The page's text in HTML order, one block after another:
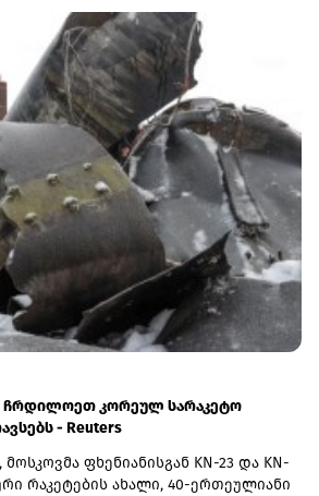
ბირჟაზე ხელმისაწვდომია ისეთი
აქციები, როგორებიცაა Aston Martin,
Holdings და სხვა.თიბისის
ანგარიშის გახსნას ერთ
სჭირდება. დღეს საინვესტიციო
მომხმარებლებისთვის
აქციებთან და ETF-ებთან ერთად,
საინვესტიციო
უფრო გაფართოვდა.ლონდონის
კიდევ ერთი ნაბიჯია თიბისის
პროცესი მომხმარებლისთვის
და ხელმისაწვდომი
ლონდონის საფონდო ბირჟა
YiId/vmpjqmpcგაითვალისწინეთ, ეს არ
ჩრდილოეთ კორეულ სარაკეტო
- Reuters
ფხენიანისგან KN-23 და KN-
რაკეტების ახალი, 40-ერთეულიანი